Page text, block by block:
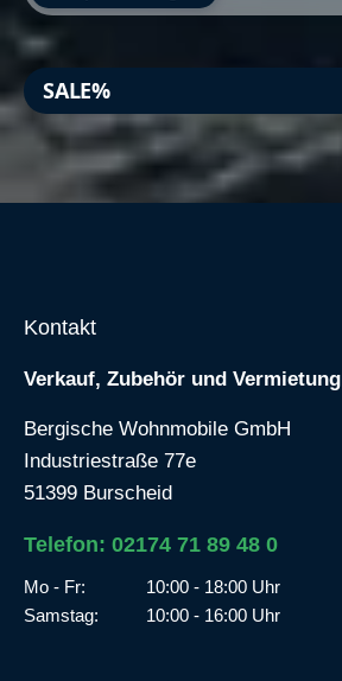
SALE%
Kontakt
Verkauf, Zubehör und Vermietung
Bergische Wohnmobile GmbH
Industriestraße 77e
51399 Burscheid
Telefon: 02174 71 89 48 0
Mo - Fr:
10:00 - 18:00 Uhr
Samstag:
10:00 - 16:00 Uhr